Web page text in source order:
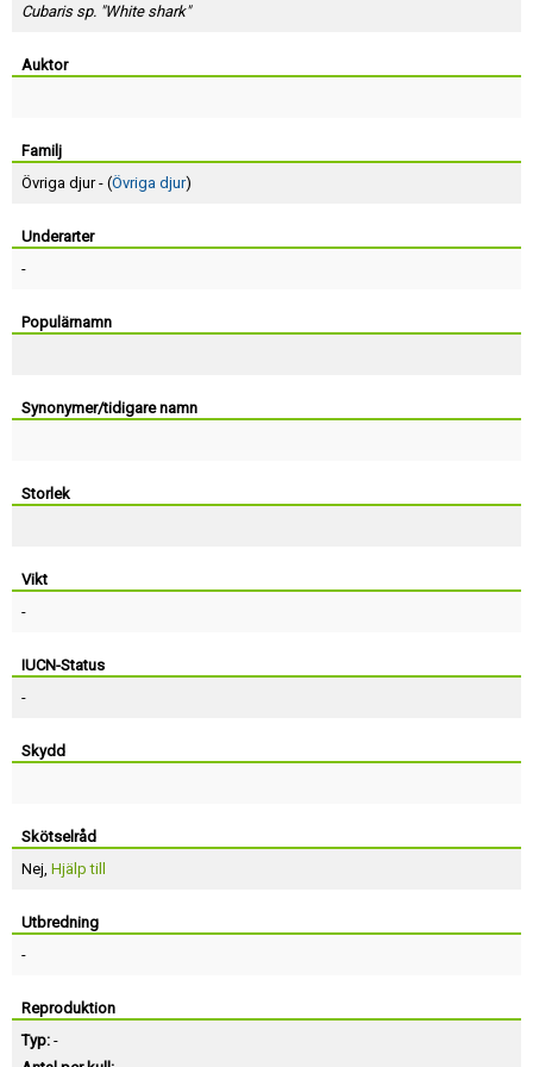
Cubaris sp. "White shark"
Auktor
Familj
Övriga djur - (Övriga djur)
Underarter
-
Populärnamn
Synonymer/tidigare namn
Storlek
Vikt
-
IUCN-Status
-
Skydd
Skötselråd
Nej, Hjälp till
Utbredning
-
Reproduktion
Typ: -